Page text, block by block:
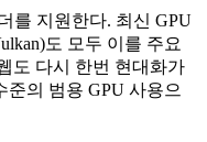
를 지원한다. 최신 GPU
도 모두 이를 주요
도 다시 한번 현대화가
의 범용 GPU 사용으